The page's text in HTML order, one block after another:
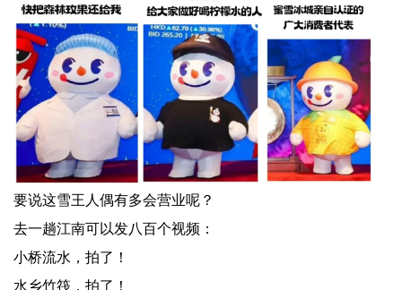
要说这雪王人偶有多会营业呢？
去一趟江南可以发八百个视频：
小桥流水，拍了！
水乡竹筏，拍了！